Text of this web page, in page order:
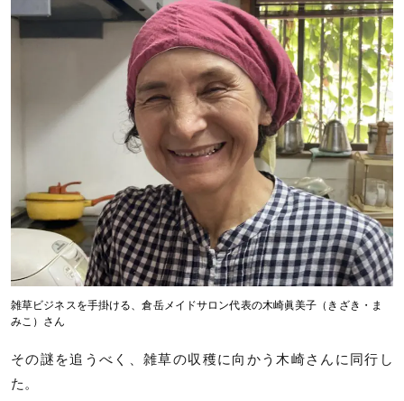
雑草ビジネスを手掛ける、倉岳メイドサロン代表の木崎眞美子（きざき・ま
みこ）さん
その謎を追うべく、雑草の収穫に向かう木崎さんに同行し
た。